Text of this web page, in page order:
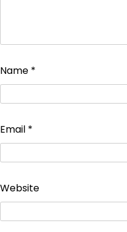
Name *
Email *
Website